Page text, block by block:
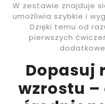
W zestawie znajduje
umożliwia szybkie i
Dzięki temu od
pierwszych
Dopasuj
wzrostu